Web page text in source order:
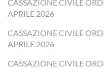
CASSAZIONE CIVILE
APRILE 2026
CASSAZIONE CIVILE
APRILE 2026
CASSAZIONE CIVILE